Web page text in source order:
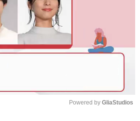
Powered by GliaStudios